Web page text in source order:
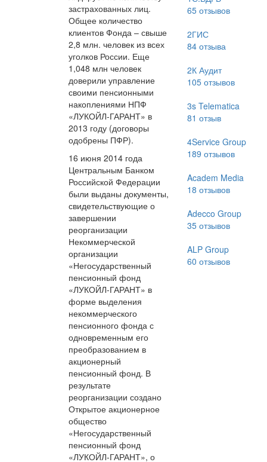
застрахованных лиц.
Общее количество
клиентов Фонда – свыше
2,8 млн. человек из всех
уголков России. Еще
1,048 млн человек
доверили управление
своими пенсионными
накоплениями НПФ
«ЛУКОЙЛ-ГАРАНТ» в
2013 году (договоры
одобрены ПФР).
16 июня 2014 года
Центральным Банком
Российской Федерации
были выданы документы,
свидетельствующие о
завершении
реорганизации
Некоммерческой
организации
«Негосударственный
пенсионный фонд
«ЛУКОЙЛ-ГАРАНТ» в
форме выделения
некоммерческого
пенсионного фонда с
одновременным его
преобразованием в
акционерный
пенсионный фонд. В
результате
реорганизации создано
Открытое акционерное
общество
«Негосударственный
пенсионный фонд
«ЛУКОЙЛ-ГАРАНТ», о
65отзывов
2ГИС
84отзыва
2К Аудит
105отзывов
3s Telematica
81 отзыв
4Service Group
189 отзывов
Academ Media
18 отзывов
Adecco Group
35отзывов
ALP Group
60 отзывов